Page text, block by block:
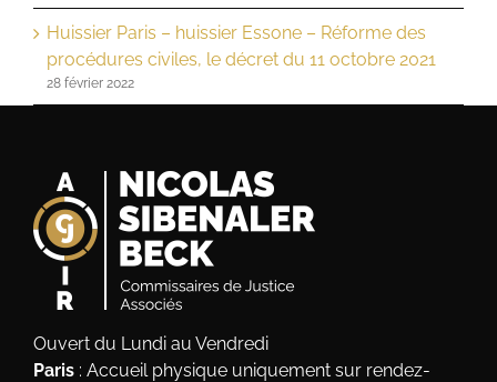
Huissier Paris – huissier Essone – Réforme des
procédures civiles, le décret du 11 octobre 2021
28 février 2022
Ouvert du Lundi au Vendredi
Paris : Accueil physique uniquement sur rendez-